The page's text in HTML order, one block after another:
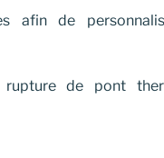
afin de
de pont